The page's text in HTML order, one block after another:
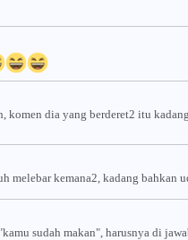
komen dia yang berderet2 itu
melebar kemana2, kadang bahkan
sudah makan", harusnya di